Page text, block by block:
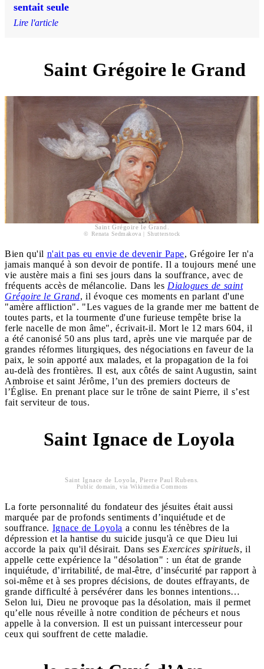
sentait seule
Lire l'article
Saint Grégoire le Grand
Saint Grégoire le Grand.
© Renata Sedmakova | Shutterstock
Bien qu'il n'ait pas eu envie de devenir Pape, Grégoire Ier n'a
jamais manqué à son devoir de pontife. Il a toujours mené une
vie austère mais a fini ses jours dans la souffrance, avec de
fréquents accès de mélancolie. Dans les Dialogues de saint
Grégoire le Grand, il évoque ces moments en parlant d'une
"amère affliction". "Les vagues de la grande mer me battent de
toutes parts, et la tourmente d'une furieuse tempête brise la
ferle nacelle de mon âme", écrivait-il. Mort le 12 mars 604, il
a été canonisé 50 ans plus tard, après une vie marquée par de
grandes réformes liturgiques, des négociations en faveur de la
paix, le soin apporté aux malades, et la propagation de la foi
au-delà des frontières. Il est, aux côtés de saint Augustin, saint
Ambroise et saint Jérôme, l’un des premiers docteurs de
l’Église. En prenant place sur le trône de saint Pierre, il s’est
fait serviteur de tous.
Saint Ignace de Loyola
Saint Ignace de Loyola, Pierre Paul Rubens.
Public domain, via Wikimedia Commons
La forte personnalité du fondateur des jésuites était aussi
marquée par de profonds sentiments d’inquiétude et de
souffrance. Ignace de Loyola a connu les ténèbres de la
dépression et la hantise du suicide jusqu'à ce que Dieu lui
accorde la paix qu'il désirait. Dans ses Exercices spirituels, il
appelle cette expérience la "désolation" : un état de grande
inquiétude, d’irritabilité, de mal-être, d’insécurité par rapport à
soi-même et à ses propres décisions, de doutes effrayants, de
grande difficulté à persévérer dans les bonnes intentions…
Selon lui, Dieu ne provoque pas la désolation, mais il permet
qu’elle nous réveille à notre condition de pécheurs et nous
appelle à la conversion. Il est un puissant intercesseur pour
ceux qui souffrent de cette maladie.